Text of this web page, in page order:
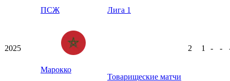
ПСЖ Лига 1
2025
Марокко
Товарищеские матчи
2 1 - -